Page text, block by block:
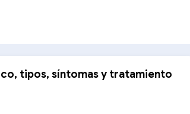
tipos, síntomas y tratamiento